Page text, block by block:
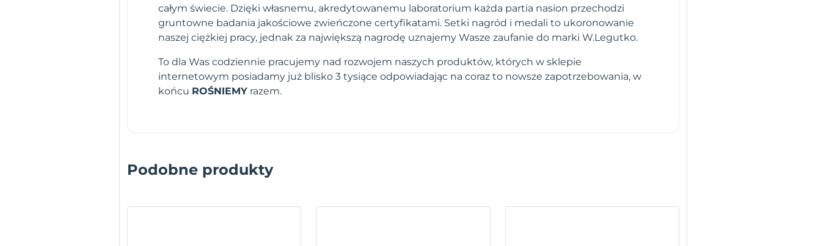
całym świecie. Dzięki własnemu, akredytowanemu laboratorium każda partia nasion przechodzi
gruntowne badania jakościowe zwieńczone certyfikatami. Setki nagród i medali to ukoronowanie
naszej ciężkiej pracy, jednak za największą nagrodę uznajemy Wasze zaufanie do marki W.Legutko.
To dla Was codziennie pracujemy nad rozwojem naszych produktów, których w sklepie
internetowym posiadamy już blisko 3 tysiące odpowiadając na coraz to nowsze zapotrzebowania, w
końcu ROŚNIEMY razem.
Podobne produkty